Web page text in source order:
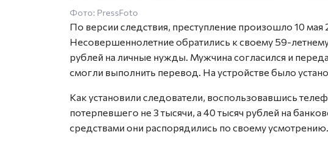
Фото: PressFoto
По версии следствия, преступление произошло 10 мая
Несовершеннолетние обратились к своему 59-
рублей на личные нужды. Мужчина согласился и
смогли выполнить перевод. На устройстве было
Как установили следователи, воспользовавшись
потерпевшего не 3 тысячи, а 40 тысяч рублей на
средствами они распорядились по своему усмотрению.